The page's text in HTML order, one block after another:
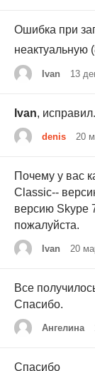
Ошибка при
неактуальную
Ivan 13
Ivan,
denis 20
Почему у вас
Classic--
версию Skype
пожалуйста.
Ivan 20
Все
Спасибо.
Ангелина
Спасибо